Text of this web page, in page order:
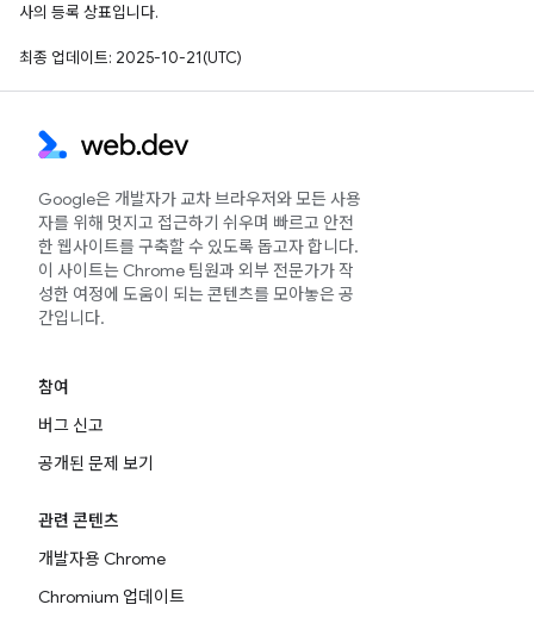
사의 등록 상표입니다.
최종 업데이트: 2025-10-21(UTC)
Google은 개발자가 교차 브라우저와 모든 사용
자를 위해 멋지고 접근하기 쉬우며 빠르고 안전
한 웹사이트를 구축할 수 있도록 돕고자 합니다.
이 사이트는 Chrome 팀원과 외부 전문가가 작
성한 여정에 도움이 되는 콘텐츠를 모아놓은 공
간입니다.
참여
버그 신고
공개된 문제 보기
관련 콘텐츠
개발자용 Chrome
Chromium 업데이트